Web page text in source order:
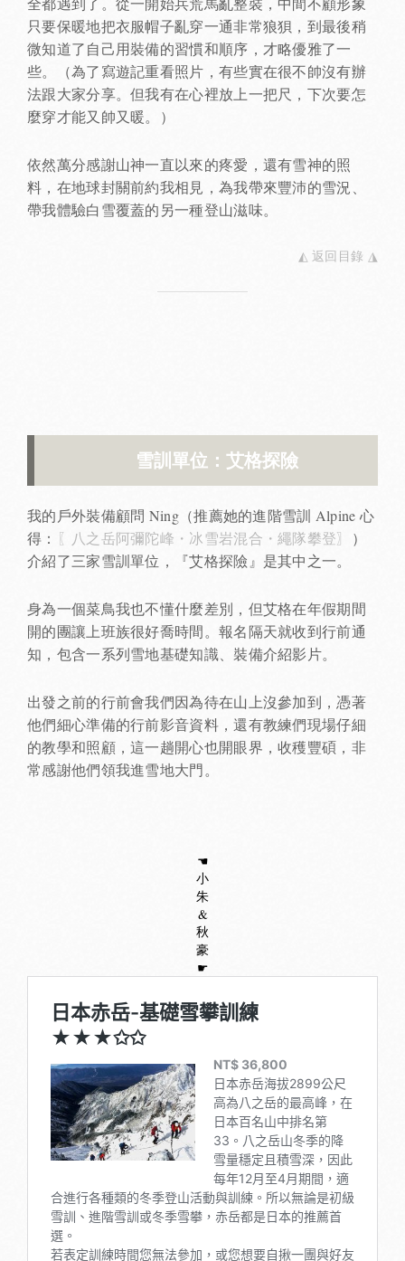
只要保暖地把衣服帽子亂穿一通非常狼狽，到最後稍
微知道了自己用裝備的習慣和順序，才略優雅了一
些。（為了寫遊記重看照片，有些實在很不帥沒有辦
法跟大家分享。但我有在心裡放上一把尺，下次要怎
麼穿才能又帥又暖。）
依然萬分感謝山神一直以來的疼愛，還有雪神的照
料，在地球封關前約我相見，為我帶來豐沛的雪況、
帶我體驗白雪覆蓋的另一種登山滋味。
◭ 返回目錄 ◮
雪訓單位： 艾格探險
我的戶外裝備顧問 Ning（推薦她的進階雪訓 Alpine 心
得： 〖八之岳阿彌陀峰・冰雪岩混合・繩隊攀登〗
）
介紹了三家雪訓單位，『艾格探險』是其中之一。
身為一個菜鳥我也不懂什麼差別，但艾格在年假期間
開的團讓上班族很好喬時間。報名隔天就收到行前通
知，包含一系列雪地基礎知識、裝備介紹影片。
出發之前的行前會我們因為待在山上沒參加到，憑著
他們細心準備的行前影音資料，還有教練們現場仔細
的教學和照顧，這一趟開心也開眼界，收穫豐碩，非
常感謝他們領我進雪地大門。
☚
小
朱
&
秋
豪
☛